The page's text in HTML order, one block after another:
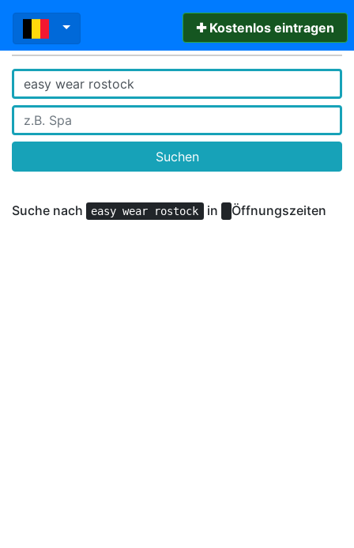
✚ Kostenlos eintragen
Suchen
Suche nach easy wear rostock in Öffnungszeiten